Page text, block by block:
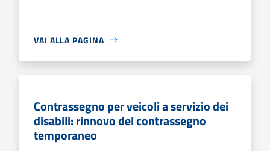
VAI ALLA PAGINA
Contrassegno per veicoli a servizio dei
disabili: rinnovo del contrassegno
temporaneo